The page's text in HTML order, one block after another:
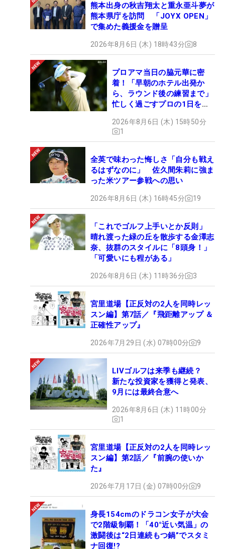
熊本出身の秋吉翔太と重永亜斗夢が
熊本県庁を訪問 「JOYX OPEN」
で集めた義援金を贈呈
2026年8月6日 (木) 18時43分 8
プロアマ当日の脇元華に密
着！「早朝のホテル出発か
ら、ラウンド後の練習まで」
忙しく過ごすプロの1日を公
2026年8月6日 (木) 15時50分
1
全英で味わった悔しさ「自分も戦え
るはずなのに」 佐久間朱莉に強ま
った米ツアー参戦への思い
2026年8月6日 (木) 16時45分 19
「これでゴルフ上手いとか反則」
晴れ渡った緑の丘を散歩する金澤志
奈、抜群のスタイルに「8頭身！」
「可愛いにも程がある」
2026年8月6日 (木) 11時36分 3
宮里道場【正反対の2人を同時レッ
スン編】第7話／『飛距離アップ ＆
正確性アップ』
2026年7月29日 (水) 07時00分 9
LIVゴルフは来季も継続？
新たな投資家を獲得と発表、
9月には最終合意へ
2026年8月6日 (木) 11時00分
1
宮里道場【正反対の2人を同時レッ
スン編】第2話／『前腕の使いか
た』
2026年7月17日 (金) 07時00分 9
身長154cmのドラコン女子が大会
で2階級制覇！「40°近い気温」の
激闘後は“2日連続もつ鍋”でスタミ
ナ回復!?